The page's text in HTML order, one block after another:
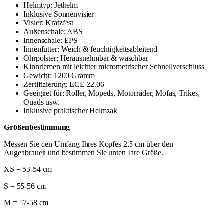
Helmtyp: Jethelm
Inklusive Sonnenvisier
Visier: Kratzfest
Außenschale: ABS
Innenschale: EPS
Innenfutter: Weich & feuchtigkeitsableitend
Ohrpolster: Herausnehmbar & waschbar
Kinnriemen mit leichter micrometrischer Schnellverschluss
Gewicht: 1200 Gramm
Zertifizierung: ECE 22.06
Geeignet für: Roller, Mopeds, Motorräder, Mofas, Trikes,
Quads usw.
Inklusive praktischer Helmzak
Größenbestimmung
Messen Sie den Umfang Ihres Kopfes 2,5 cm über den
Augenbrauen und bestimmen Sie unten Ihre Größe.
XS = 53-54 cm
S = 55-56 cm
M = 57-58 cm